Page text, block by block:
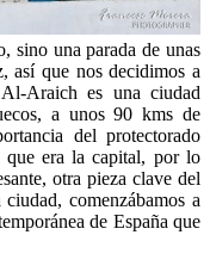
sino una parada de unas
así que nos decidimos a
Araich es una ciudad
a unos 90 kms de
del protectorado
que era la capital, por lo
otra pieza clave del
comenzábamos a
de España que